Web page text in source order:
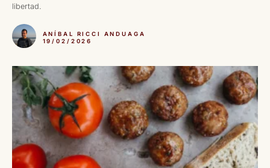
libertad.
ANÍBAL RICCI ANDUAGA
19/02/2026